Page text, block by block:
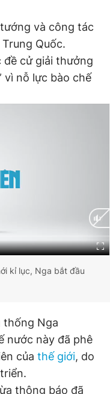
cấp ngày 24.3.2020
Niên. Cấm sao
chấp thuận bằng văn
và công tác
Quốc.
đề cử giải thưởng
vì nỗ lực bào chế
kỉ lục, Nga bắt đầu
thống Nga
nước này đã phê
của thế giới, do
thông báo đã